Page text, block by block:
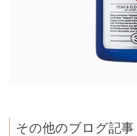
その他のブログ記事